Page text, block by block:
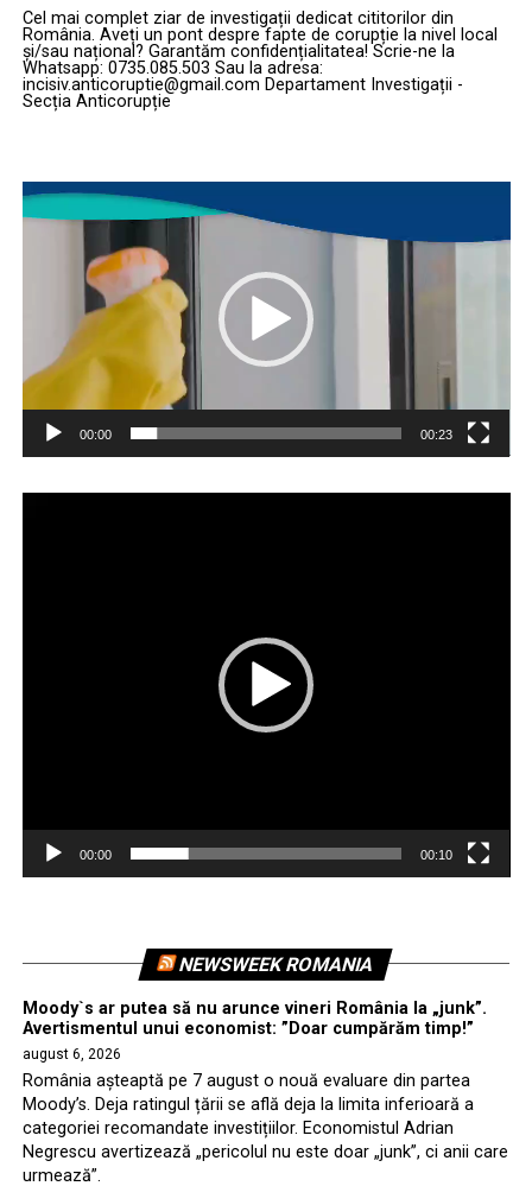
Cel mai complet ziar de investigații dedicat cititorilor din
România. Aveți un pont despre fapte de corupție la nivel local
și/sau național? Garantăm confidențialitatea! Scrie-ne la
Whatsapp: 0735.085.503 Sau la adresa:
incisiv.anticoruptie@gmail.com Departament Investigații -
Secția Anticorupție
Player
video
00:00 00:23
Player
00:00 00:10
NEWSWEEK ROMANIA
Moody`s ar putea să nu arunce vineri România la „junk”.
Avertismentul unui economist: ”Doar cumpărăm timp!”
august 6, 2026
România așteaptă pe 7 august o nouă evaluare din partea
Moody’s. Deja ratingul țării se află deja la limita inferioară a
categoriei recomandate investițiilor. Economistul Adrian
Negrescu avertizează „pericolul nu este doar „junk”, ci anii care
urmează”.